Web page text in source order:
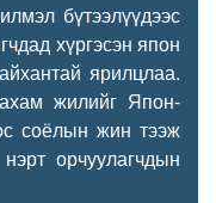
бүтээлүүдээс
хүргэсэн япон
ярилцлаа.
жилийг Япон-
соёлын жин тээж
орчуулагчдын